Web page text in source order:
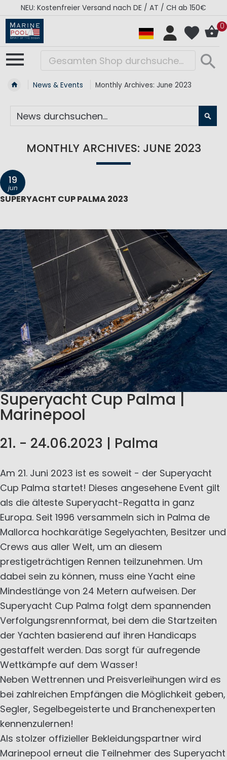
NEU: Kostenfreier Versand nach DE / AT / CH ab 150€
0
News & Events Monthly Archives: June 2023
MONTHLY ARCHIVES: JUNE 2023
19
jun
SUPERYACHT CUP PALMA 2023
Superyacht Cup Palma |
Marinepool
21. - 24.06.2023 | Palma
Am 21. Juni 2023 ist es soweit - der Superyacht
Cup Palma startet! Dieses angesehene Event gilt
als die älteste Superyacht-Regatta in ganz
Europa. Seit 1996 versammeln sich in Palma de
Mallorca hochkarätige Segelyachten, Besitzer und
Crews aus aller Welt, um an diesem
prestigeträchtigen Rennen teilzunehmen. Um
dabei sein zu können, muss eine Yacht eine
Mindestlänge von 24 Metern aufweisen. Der
Superyacht Cup Palma folgt dem spannenden
Verfolgungsrennformat, bei dem die Startzeiten
der Yachten basierend auf ihren Handicaps
gestaffelt werden. Das sorgt für aufregende
Wettkämpfe auf dem Wasser!
Neben Wettrennen und Preisverleihungen wird es
bei zahlreichen Empfängen die Möglichkeit geben,
Segler, Segelbegeisterte und Branchenexperten
kennenzulernen!
Als stolzer offizieller Bekleidungspartner wird
Marinepool erneut die Teilnehmer des Superyacht